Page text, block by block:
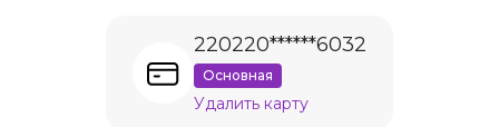
220220******6032
Основная
Удалить карту